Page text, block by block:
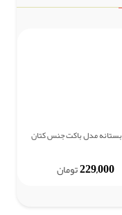
مدل باکت جنس کتان
229,000تومان